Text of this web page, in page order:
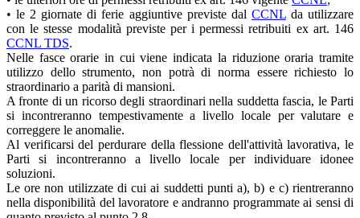
• le 2 giornate di ferie aggiuntive previste dal CCNLda utilizzare
con le stesse modalità previste per i permessi retribuiti ex art. 146
CCNL TDS.
Nelle fasce orarie in cui viene indicata la riduzione oraria tramite
utilizzo dello strumento, non potrà di norma essere richiesto lo
straordinario a parità di mansioni.
A fronte di un ricorso degli straordinari nella suddetta fascia, le Parti
si incontreranno tempestivamente a livello locale per valutare e
correggere le anomalie.
Al verificarsi del perdurare della flessione dell'attività lavorativa, le
Parti si incontreranno a livello locale per individuare idonee
soluzioni.
Le ore non utilizzate di cui ai suddetti punti a), b) e c) rientreranno
nella disponibilità del lavoratore e andranno programmate ai sensi di